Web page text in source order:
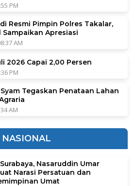
PM
Resmi Pimpin Polres Takalar,
Sampaikan Apresiasi
AM
2026 Capai 2,00 Persen
PM
Tegaskan Penataan Lahan
AM
NASIONAL
Nasaruddin Umar
Narasi Persatuan dan
Umat